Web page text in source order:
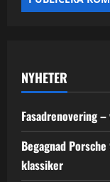
NYHETER
Fasadrenovering
Begagnad
klassiker